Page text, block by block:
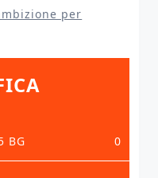
per
BG 0